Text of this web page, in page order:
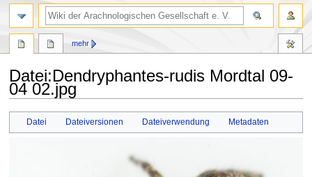
Datei:Dendryphantes-rudis Mordtal 09-
04 02.jpg
Datei Dateiversionen Dateiverwendung Metadaten
mehr